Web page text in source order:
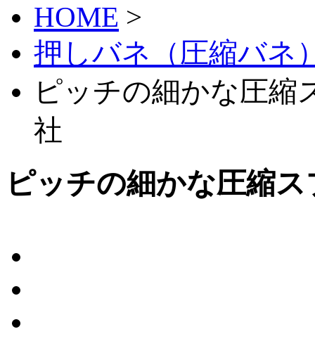
HOME >
押しバネ（圧縮バネ
ピッチの細かな圧縮
社
ピッチの細かな圧縮